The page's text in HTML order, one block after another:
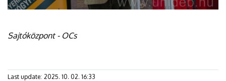
Sajtóközpont - OCs
Last update: 2025. 10. 02. 16:33